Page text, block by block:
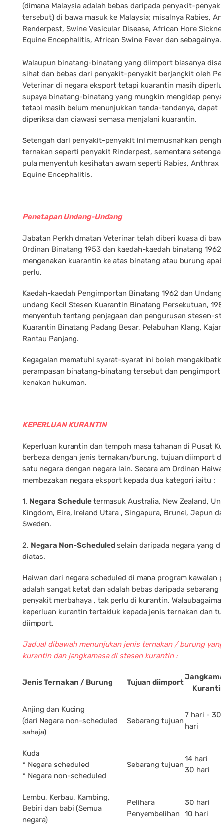
(dimana Malaysia adalah bebas daripada penyakit-
tersebut) di bawa masuk ke Malaysia; misalnya Rabies,
Renderpest, Swine Vesicular Disease, African Hore
Equine Encephalitis, African Swine Fever dan sebagainya.
Walaupun binatang-binatang yang diimport biasanya
sihat dan bebas dari penyakit-penyakit berjangkit oleh
Veterinar di negara eksport tetapi kuarantin masih
supaya binatang-binatang yang mungkin mengidap
tetapi masih belum menunjukkan tanda-tandanya, dapat
diperiksa dan diawasi semasa menjalani kuarantin.
Setengah dari penyakit-penyakit ini memusnahkan
ternakan seperti penyakit Rinderpest, sementara
pula menyentuh kesihatan awam seperti Rabies, Anthrax
Equine Encephalitis.
Penetapan Undang-Undang
Jabatan Perkhidmatan Veterinar telah diberi kuasa di
Ordinan Binatang 1953 dan kaedah-kaedah binatang
mengenakan kuarantin ke atas binatang atau burung
perlu.
Kaedah-kaedah Pengimportan Binatang 1962 dan
undang Kecil Stesen Kuarantin Binatang Persekutuan,
menyentuh tentang penjagaan dan pengurusan stesen-
Kuarantin Binatang Padang Besar, Pelabuhan Klang,
Rantau Panjang.
Kegagalan mematuhi syarat-syarat ini boleh
perampasan binatang-binatang tersebut dan
kenakan hukuman.
KEPERLUAN KURANTIN
Keperluan kurantin dan tempoh masa tahanan di Pusat
berbeza dengan jenis ternakan/burung, tujuan diimport
satu negara dengan negara lain. Secara am Ordinan
membezakan negara eksport kepada dua kategori iaitu :
1. Negara Scheduletermasuk Australia, New Zealand,
Kingdom, Eire, Ireland Utara , Singapura, Brunei, Jepun
Sweden.
2. Negara Non-Scheduledselain daripada negara yang
diatas.
Haiwan dari negara scheduled di mana program kawalan
adalah sangat ketat dan adalah bebas daripada sebarang
penyakit merbahaya , tak perlu di kurantin.
keperluan kurantin tertakluk kepada jenis ternakan dan
diimport.
Jadual dibawah menunjukan jenis ternakan / burung
kurantin dan jangkamasa di stesen kurantin :
Jenis Ternakan / Burung Tujuan diimport
Anjing dan Kucing
(dari Negara non-scheduled
sahaja)
Sebarang tujuan
7 hari - 30
hari
Kuda
* Negara scheduled
* Negara non-scheduled
Sebarang tujuan
14 hari
30 hari
Lembu, Kerbau, Kambing,
Bebiri dan babi (Semua
negara)
Pelihara
Penyembelihan
30 hari
10 hari